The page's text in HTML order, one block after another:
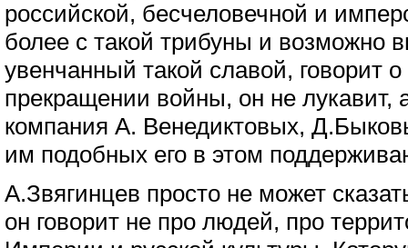
российской, бесчеловечной и
более с такой трибуны и возможно
увенчанный такой славой, говорит
прекращении войны, он не лукавит,
компания А. Венедиктовых,
им подобных его в этом
А.Звягинцев просто не может
он говорит не про людей, про